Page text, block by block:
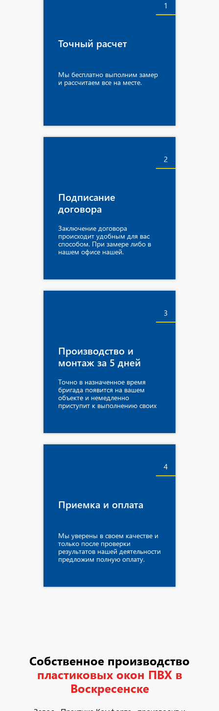
1
Точный расчет
Мы бесплатно выполним замер
и рассчитаем все на месте.
2
Подписание
договора
Заключение договора
происходит удобным для вас
способом. При замере либо в
нашем офисе нашей.
3
Производство и
монтаж за 5 дней
Точно в назначенное время
бригада появится на вашем
объекте и немедленно
приступит к выполнению своих
4
Приемка и оплата
Мы уверены в своем качестве и
только после проверки
результатов нашей деятельности
предложим полную оплату.
Собственное производство
пластиковых окон ПВХ в
Воскресенске